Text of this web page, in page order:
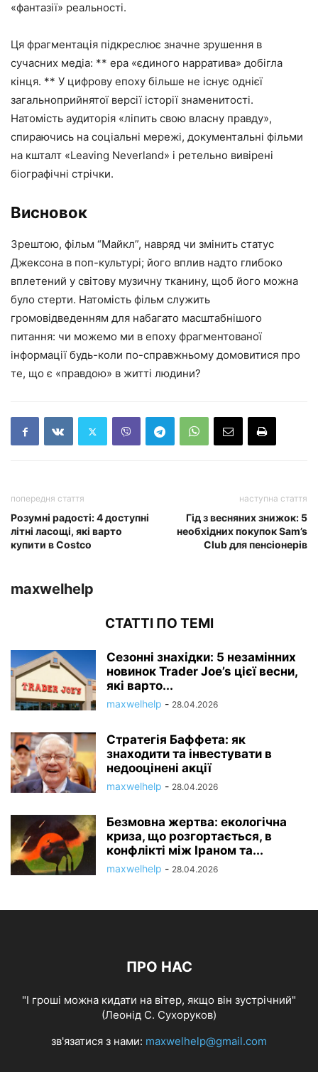
«фантазії» реальності.
Ця фрагментація підкреслює значне зрушення в
сучасних медіа: ** ера «єдиного нарратива» добігла
кінця. ** У цифрову епоху більше не існує однієї
загальноприйнятої версії історії знаменитості.
Натомість аудиторія «ліпить свою власну правду»,
спираючись на соціальні мережі, документальні фільми
на кшталт «Leaving Neverland» і ретельно вивірені
біографічні стрічки.
Висновок
Зрештою, фільм “Майкл”, навряд чи змінить статус
Джексона в поп-культурі; його вплив надто глибоко
вплетений у світову музичну тканину, щоб його можна
було стерти. Натомість фільм служить
громовідведенням для набагато масштабнішого
питання: чи можемо ми в епоху фрагментованої
інформації будь-коли по-справжньому домовитися про
те, що є «правдою» в житті людини?
попередня стаття
Розумні радості: 4 доступні
літні ласощі, які варто
купити в Costco
наступна стаття
Гід з весняних знижок: 5
необхідних покупок Sam’s
Club для пенсіонерів
maxwelhelp
СТАТТІ ПО ТЕМІ
Сезонні знахідки: 5 незамінних
новинок Trader Joe’s цієї весни,
які варто...
maxwelhelp - 28.04.2026
Стратегія Баффета: як
знаходити та інвестувати в
недооцінені акції
maxwelhelp - 28.04.2026
Безмовна жертва: екологічна
криза, що розгортається, в
конфлікті між Іраном та...
maxwelhelp - 28.04.2026
ПРО НАС
"І гроші можна кидати на вітер, якщо він зустрічний"
(Леонід С. Сухоруков)
зв'язатися з нами: maxwelhelp@gmail.com